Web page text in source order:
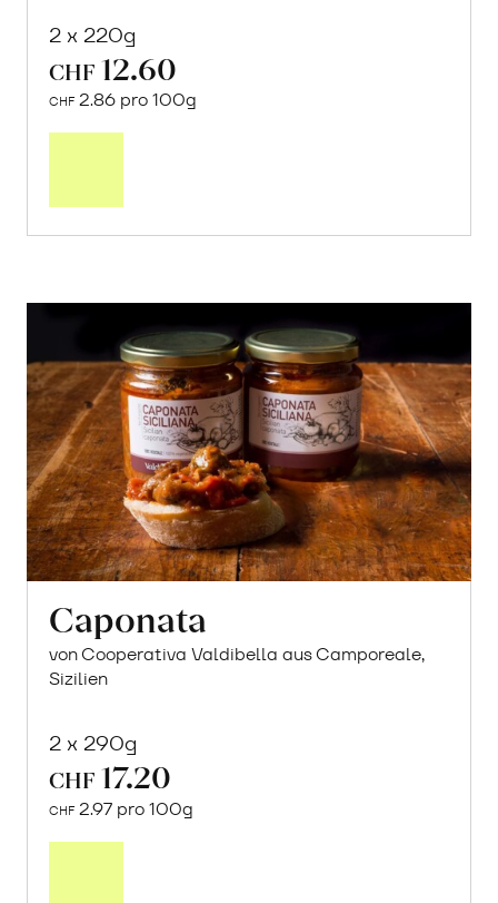
2 x 220g
CHF 12.60
CHF 2.86 pro 100g
Caponata
von Cooperativa Valdibella aus Camporeale,
Sizilien
2 x 290g
CHF 17.20
CHF 2.97 pro 100g